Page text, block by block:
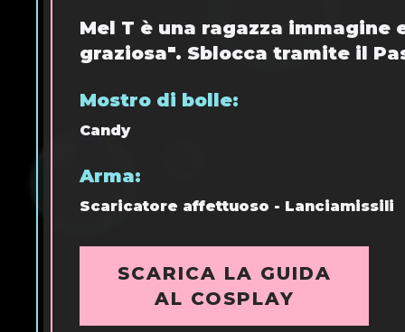
Mel T è una ragazza
graziosa". Sblocca tramite il
Mostro di bolle:
Candy
Arma:
Scaricatore affettuoso - Lanciamissili
SCARICA LA GUIDA
AL COSPLAY